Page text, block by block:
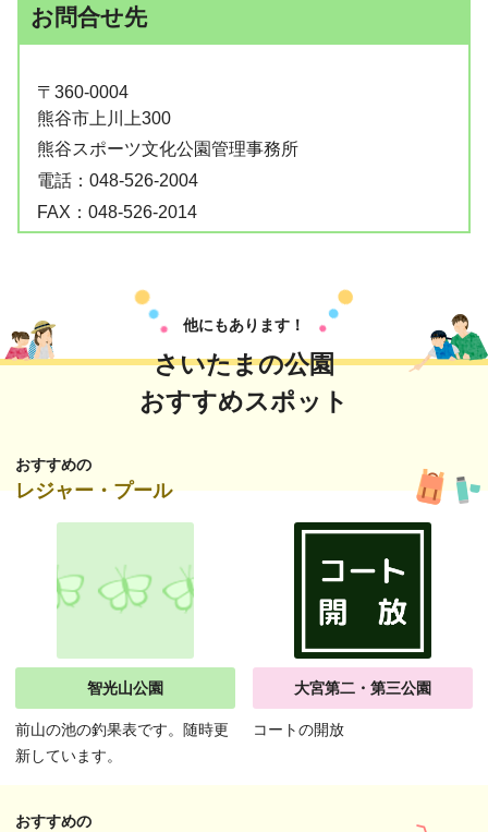
お問合せ先
〒360-0004
熊谷市上川上300
熊谷スポーツ文化公園管理事務所
電話： 048-526-2004
FAX： 048-526-2014
他にもあります！
さいたまの公園
おすすめスポット
おすすめの
レジャー・プール
智光山公園
前山の池の釣果表です。随時更
新しています。
大宮第二・第三公園
コートの開放
おすすめの